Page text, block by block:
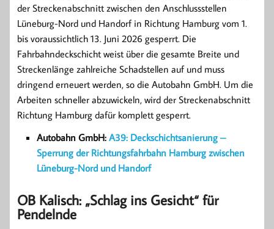
der Streckenabschnitt zwischen den Anschlussstellen
Lüneburg-Nord und Handorf in Richtung Hamburg vom 1.
bis voraussichtlich 13. Juni 2026 gesperrt. Die
Fahrbahndeckschicht weist über die gesamte Breite und
Streckenlänge zahlreiche Schadstellen auf und muss
dringend erneuert werden, so die Autobahn GmbH. Um die
Arbeiten schneller abzuwickeln, wird der Streckenabschnitt
Richtung Hamburg dafür komplett gesperrt.
Autobahn GmbH: A39: Deckschichtsanierung –
Sperrung der Richtungsfahrbahn Hamburg zwischen
Lüneburg-Nord und Handorf
OB Kalisch: „Schlag ins Gesicht“ für
Pendelnde